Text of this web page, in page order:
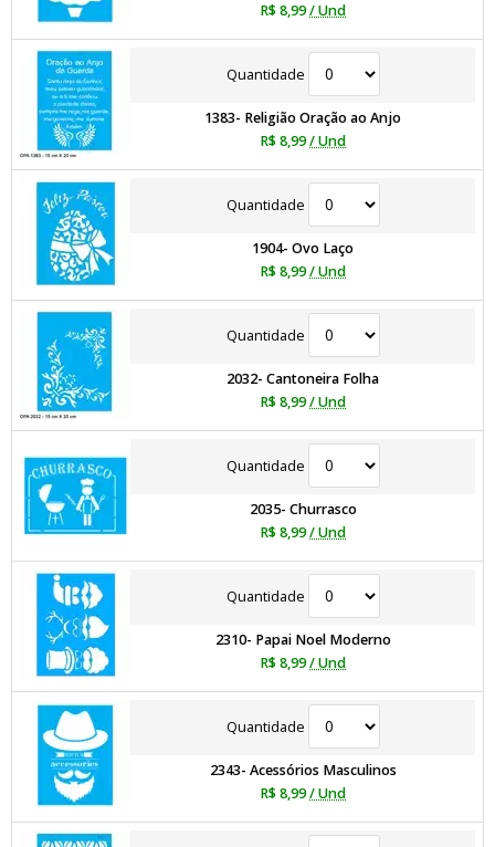
R$ 8,99/ Und
Quantidade
1383- Religião Oração ao Anjo
R$ 8,99/ Und
Quantidade
1904- Ovo Laço
R$ 8,99/ Und
Quantidade
2032- Cantoneira Folha
R$ 8,99/ Und
Quantidade
2035- Churrasco
R$ 8,99/ Und
Quantidade
2310- Papai Noel Moderno
R$ 8,99/ Und
Quantidade
2343- Acessórios Masculinos
R$ 8,99/ Und